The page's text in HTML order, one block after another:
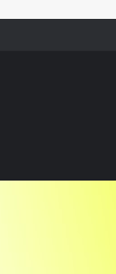
جائے تو کیا اس کا اعتکاف ٹوٹ جائے